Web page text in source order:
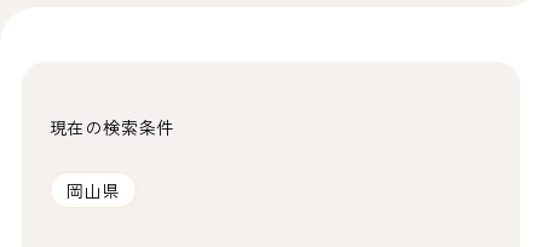
現在の検索条件
岡山県